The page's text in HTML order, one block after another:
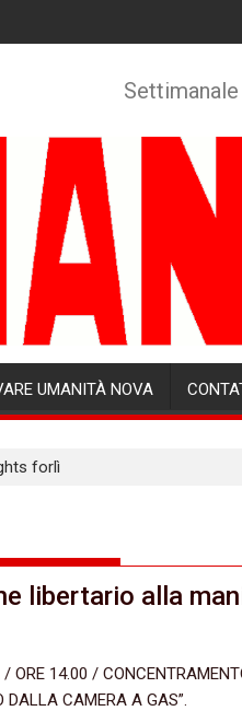
UMANITÀ NOVA
forlì
libertario alla
ORE 14.00 /
DALLA CAMERA A GAS”.